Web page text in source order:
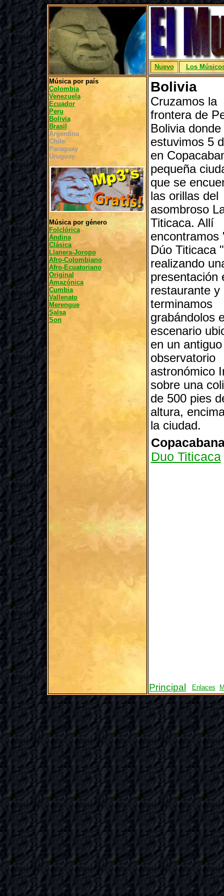
Nuevo
Los
Música por país
Colombia
Venezuela
Ecuador
Peru
Bolivia
Brasil
Argentina
Chile
Paraguay
Uruguay
Música por género
Folclórica
Andina
Clásica
Llanera-Joropo
Afro-Colombiano
Afro-Ecuatoriano
Original
Amazónica
Cumbia
Vallenato
Merengue
Salsa
Son
Bolivia
Cruzamos la
frontera de
Bolivia donde
estuvimos 5
en
pequeña
que se
las orillas del
asombroso
Titicaca. Allí
encontramos
Dúo Titicaca "
realizando
presentación
restaurante y
terminamos
grabándolos
escenario
en un antiguo
observatorio
astronómico
sobre una
de 500 pies
altura,
la ciudad.
Duo Titicaca
Principal Enlaces